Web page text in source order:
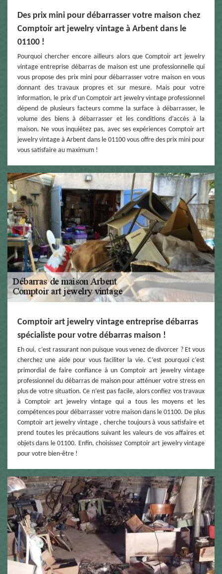
Des prix mini pour débarrasser votre maison chez
Comptoir art jewelry vintage à Arbent dans le
01100 !
Pourquoi chercher encore ailleurs alors que Comptoir art jewelry
vintage entreprise débarras de maison est une professionnelle qui
vous propose des prix mini pour débarrasser votre maison en vous
donnant des travaux propres et sur mesure. Mais pour votre
information, le prix d’un Comptoir art jewelry vintage professionnel
dépend de plusieurs facteurs comme la surface à débarrasser, le
volume des biens à débarrasser et les conditions d’accès à la
maison. Ne vous inquiétez pas, avec ses expériences Comptoir art
jewelry vintage à Arbent dans le 01100 vous offre des prix mini pour
vous satisfaire au maximum !
Comptoir art jewelry vintage entreprise débarras
spécialiste pour votre débarras maison !
Eh oui, c’est rassurant non puisque vous venez de divorcer ? Et vous
cherchez une aide pour vous faciliter la vie. C’est pourquoi c’est
primordial de faire confiance à un Comptoir art jewelry vintage
professionnel du débarras de maison pour atténuer votre stress en
plus de votre situation. Ce n’est pas facile, alors confiez vos travaux
à Comptoir art jewelry vintage qui a tous les moyens et les
compétences pour débarrasser votre maison dans le 01100. De plus
Comptoir art jewelry vintage , cherche toujours à vous satisfaire et
prend toutes les précautions suivant les valeurs de vos affaires et
objets dans le 01100. Enfin, choisissez Comptoir art jewelry vintage
pour votre bien-être !